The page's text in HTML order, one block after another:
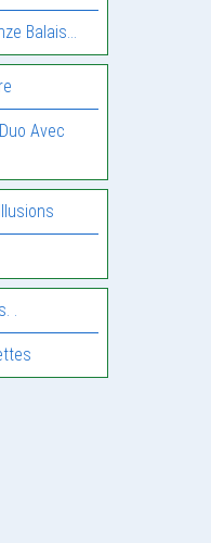
Balais…
Avec
.